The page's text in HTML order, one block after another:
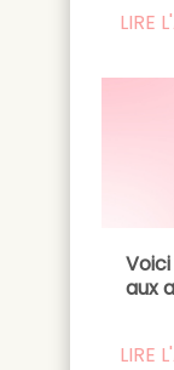
LIRE
aux
LIRE